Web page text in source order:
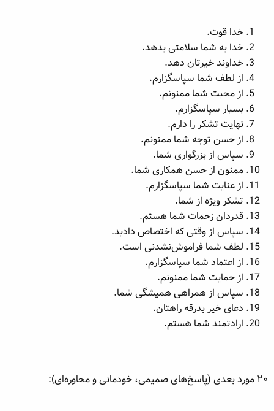
خدا قوت.
خدا به شما سلامتی بدهد.
خداوند خیرتان دهد.
از لطف شما سپاسگزارم.
از محبت شما ممنونم.
بسیار سپاسگزارم.
نهایت تشکر را دارم.
از حسن توجه شما ممنونم.
سپاس از بزرگواری شما.
ممنون از حسن همکاری شما.
از عنایت شما سپاسگزارم.
تشکر ویژه از شما.
قدردان زحمات شما هستم.
سپاس از وقتی که اختصاص دادید.
لطف شما فراموش‌نشدنی است.
از اعتماد شما سپاسگزارم.
از حمایت شما ممنونم.
سپاس از همراهی همیشگی شما.
دعای خیر بدرقه راهتان.
ارادتمند شما هستم.
۲۰ مورد بعدی (پاسخ‌های صمیمی، خودمانی و محاوره‌ای):